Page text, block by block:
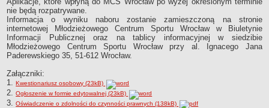
nie będą rozpatrywane.
Informacja o wyniku naboru zostanie zamieszczoną na stronie
internetowej Młodzieżowego Centrum Sportu Wrocław w Biuletynie
Informacji Publicznej oraz na tablicy informacyjnej w siedzibie
Młodzieżowego Centrum Sportu Wrocław przy al. Ignacego Jana
Paderewskiego 35, 51-612 Wrocław.
Załączniki:
1.Kwestionariusz osobowy (23kB)
2.Ogłoszenie w formie edytowalnej (23kB)
3.Oświadczenie o zdolności do czynności prawnych (138kB)